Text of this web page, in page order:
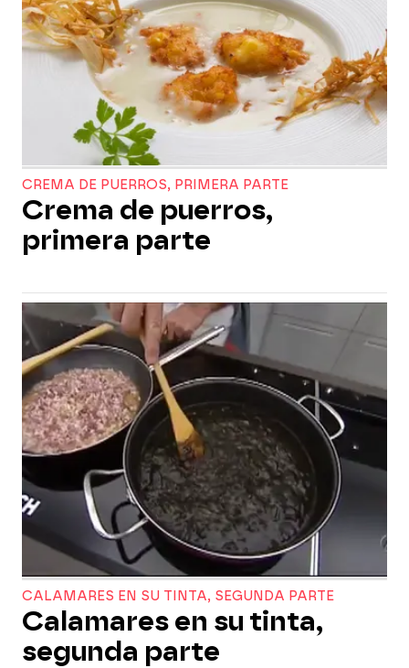
CREMA DE PUERROS, PRIMERA PARTE
Crema de puerros,
primera parte
CALAMARES EN SU TINTA, SEGUNDA PARTE
Calamares en su tinta,
segunda parte